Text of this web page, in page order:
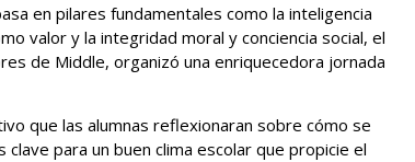
en pilares fundamentales como la inteligencia
valor y la integridad moral y conciencia social, el
de Middle, organizó una enriquecedora jornada
que las alumnas reflexionaran sobre cómo se
para un buen clima escolar que propicie el